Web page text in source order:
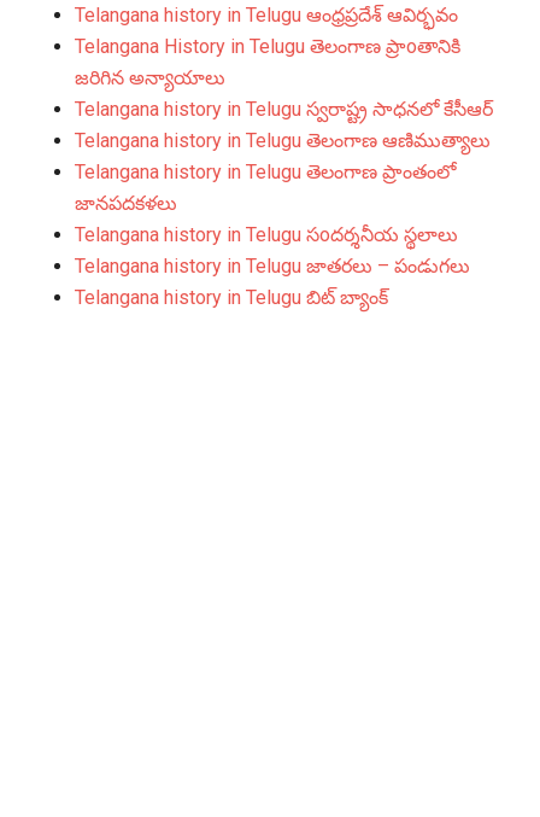
Telangana history in Telugu ఆంధ్రప్రదేశ్ ఆవిర్భవం
Telangana History in Telugu తెలంగాణ ప్రాoతానికి
జరిగిన అన్యాయాలు
Telangana history in Telugu స్వరాష్ట్ర సాధనలో కేసీఆర్
Telangana history in Telugu తెలంగాణ ఆణిముత్యాలు
Telangana history in Telugu తెలంగాణ ప్రాంతంలో
జానపదకళలు
Telangana history in Telugu సoదర్శనీయ స్థలాలు
Telangana history in Telugu జాతరలు – పండుగలు
Telangana history in Telugu బిట్ బ్యాంక్